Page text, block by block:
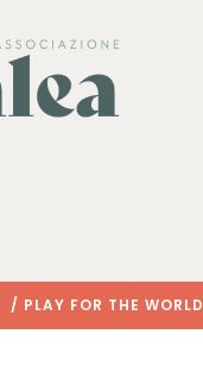
/ PLAY FOR THE WORLD